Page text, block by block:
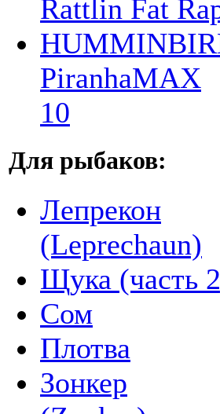
Rattlin Fat
PiranhaMAX
10
Для рыбаков:
Лепрекон
(Leprechaun)
Щука (часть
Сом
Плотва
Зонкер